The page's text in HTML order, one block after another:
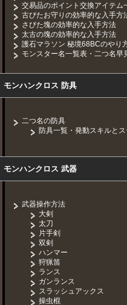
交易品のポイント交換アイテム
古びたお守りの効率的な入手方
さびた塊の効率的な入手方法
太古の塊の効率的な入手方法
護石マラソン 秘境68BCのやり
モンスター名一覧表・二つ名早
モンハンクロス 防具
二つ名の防具
防具一覧・発動スキルとス
モンハンクロス 武器
武器操作方法
大剣
太刀
片手剣
双剣
ハンマー
狩猟笛
ランス
ガンランス
スラッシュアックス
操虫棍